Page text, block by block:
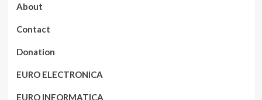
About
Contact
Donation
EURO ELECTRONICA
EURO INFORMATICA